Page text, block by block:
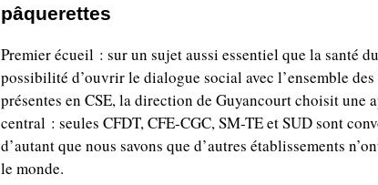
pâquerettes
Premier écueil : sur un sujet aussi essentiel que la santé
possibilité d’ouvrir le dialogue social avec l’ensemble
présentes en CSE, la direction de Guyancourt choisit une
central : seules CFDT, CFE-CGC, SM-TE et SUD sont
d’autant que nous savons que d’autres établissements
le monde.